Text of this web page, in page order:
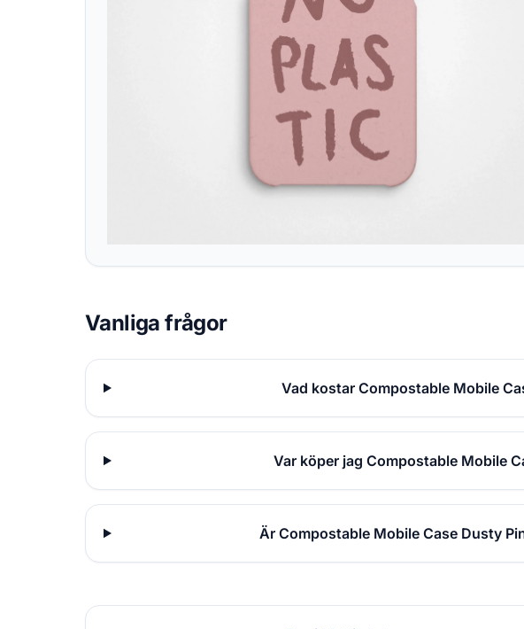
Vanliga frågor
Vad kostar Compostable Mobile
Var köper jag Compostable Mobile
Är Compostable Mobile Case Dusty